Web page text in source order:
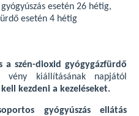
esetén 26 hétig,
esetén 4 hétig
a szén-dioxid gyógygázfürdő
kiállításának napjától
kezdeni a kezeléseket.
gyógyúszás ellátás